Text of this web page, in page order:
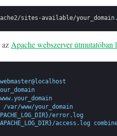
sites-available/your_ domain
Apache webszerverútmutatóban
www/your_domain
error.log
access.log